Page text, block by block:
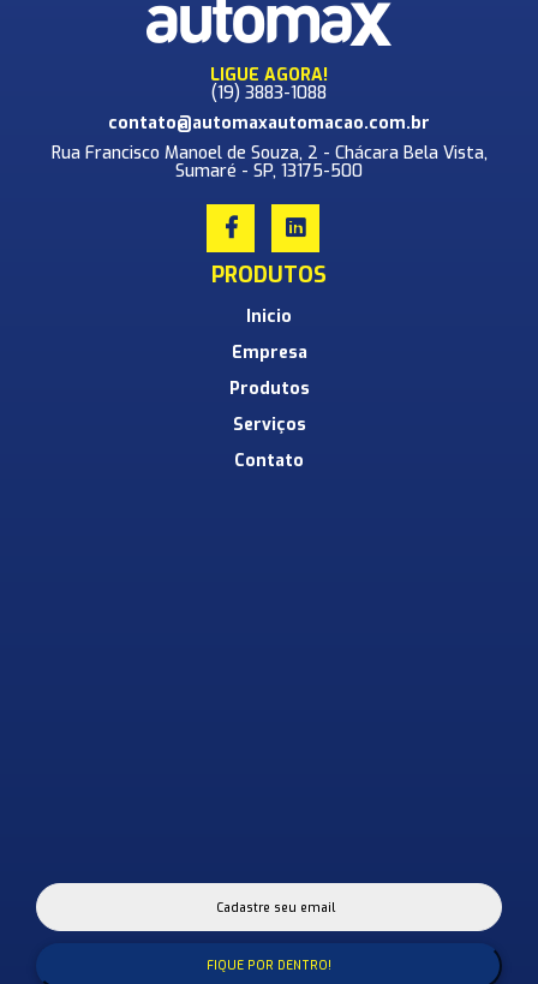
LIGUE AGORA!
(19) 3883-1088
contato@automaxautomacao.com.br
Rua Francisco Manoel de Souza, 2 - Chácara Bela Vista,
Sumaré - SP, 13175-500
PRODUTOS
Inicio
Empresa
Produtos
Serviços
Contato